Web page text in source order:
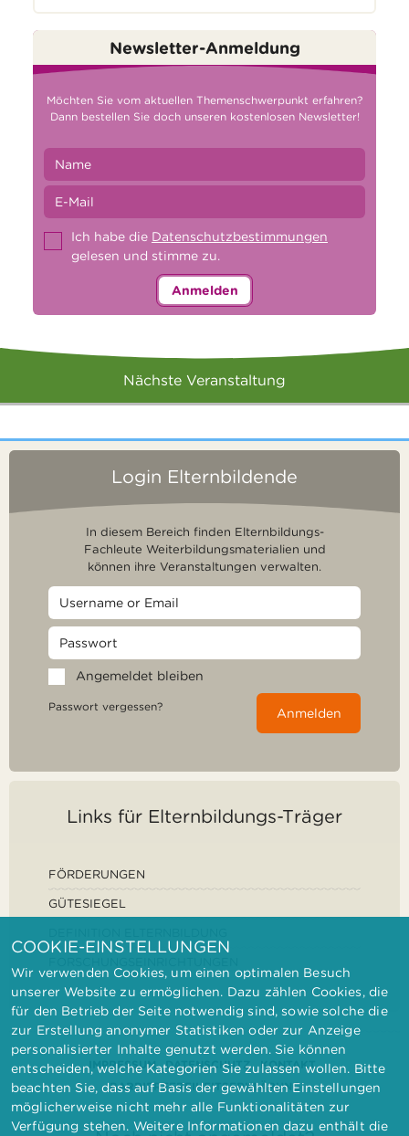
Newsletter-Anmeldung
Möchten Sie vom aktuellen Themenschwerpunkt erfahren?
Dann bestellen Sie doch unseren kostenlosen Newsletter!
Ich habe die Datenschutzbestimmungen
gelesen und stimme zu.
Anmelden
Nächste Veranstaltung
Login Elternbildende
In diesem Bereich finden Elternbildungs-
Fachleute Weiterbildungsmaterialien und
können ihre Veranstaltungen verwalten.
Angemeldet bleiben
Passwort vergessen? Anmelden
Links für Elternbildungs-Träger
FÖRDERUNGEN
GÜTESIEGEL
IMPRESSUM DATENSCHUTZ
KONTAKT
BARRIEREFREIHEITSERKLÄRUNG
COOKIE-EINSTELLUNGEN
Wir verwenden Cookies, um einen optimalen Besuch
unserer Website zu ermöglichen. Dazu zählen Cookies, die
für den Betrieb der Seite notwendig sind, sowie solche die
zur Erstellung anonymer Statistiken oder zur Anzeige
personalisierter Inhalte genutzt werden. Sie können
entscheiden, welche Kategorien Sie zulassen wollen. Bitte
beachten Sie, dass auf Basis der gewählten Einstellungen
möglicherweise nicht mehr alle Funktionalitäten zur
Verfügung stehen. Weitere Informationen dazu enthält die